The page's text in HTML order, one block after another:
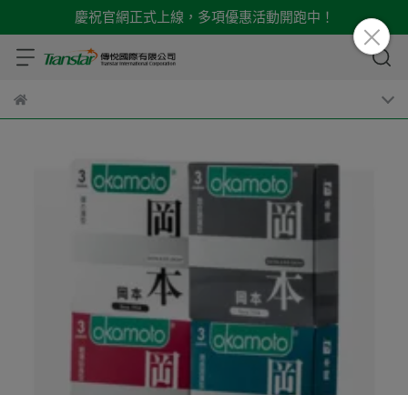
慶祝官網正式上線，多項優惠活動開跑中！